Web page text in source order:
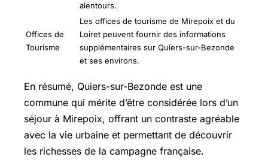
alentours.
Offices de
Tourisme
Les offices de tourisme de Mirepoix et du
Loiret peuvent fournir des informations
supplémentaires sur Quiers-sur-Bezonde
et ses environs.
En résumé, Quiers-sur-Bezonde est une
commune qui mérite d’être considérée lors d’un
séjour à Mirepoix, offrant un contraste agréable
avec la vie urbaine et permettant de découvrir
les richesses de la campagne française.